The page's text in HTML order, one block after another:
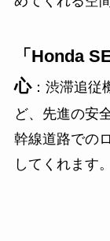
「Honda
心：渋滞追従
ど、先進の安
幹線道路での
してくれます。